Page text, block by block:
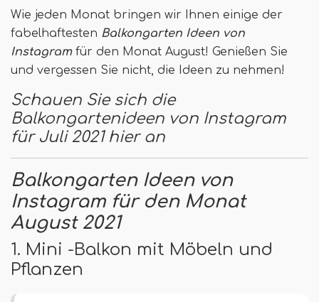
Wie jeden Monat bringen wir Ihnen einige der
fabelhaftesten Balkongarten Ideen von
Instagramfür den Monat August! Genießen Sie
und vergessen Sie nicht, die Ideen zu nehmen!
Schauen Sie sich die
Balkongartenideen von Instagram
für Juli 2021 hier an
Balkongarten Ideen von
Instagram für den Monat
August 2021
1. Mini -Balkon mit Möbeln und
Pflanzen